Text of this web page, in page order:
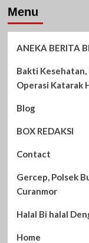
Menu
ANEKA BERITA
Bakti
Operasi Katarak
Blog
BOX REDAKSI
Contact
Gercep, Polsek
Curanmor
Halal Bi halal
Home